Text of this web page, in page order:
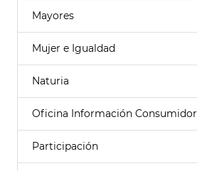
Mayores
Mujer e Igualdad
Naturia
Oficina Información Consumidor
Participación